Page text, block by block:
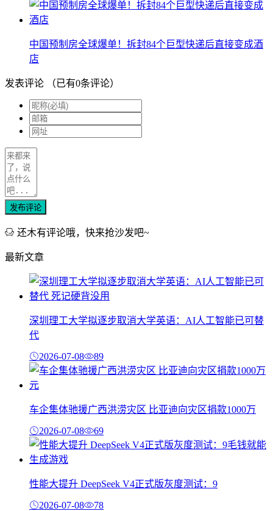
中国预制房全球爆单！拆封84个巨型快递后直接变成酒
店
发表评论 （已有0条评论）
发布评论
还木有评论哦，快来抢沙发吧~
最新文章
深圳理工大学拟逐步取消大学英语：AI人工智能已可替
代
2026-07-08 89
车企集体驰援广西洪涝灾区 比亚迪向灾区捐款1000万
2026-07-08 69
性能大提升 DeepSeek V4正式版灰度测试：9
2026-07-08 78